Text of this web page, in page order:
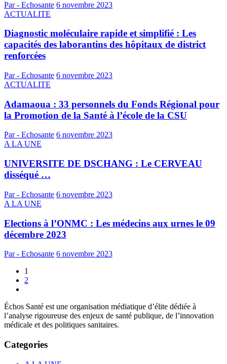
Par - Echosante 6 novembre 2023
ACTUALITE
Diagnostic moléculaire rapide et simplifié : Les
capacités des laborantins des hôpitaux de district
renforcées
Par - Echosante 6 novembre 2023
ACTUALITE
Adamaoua : 33 personnels du Fonds Régional pour
la Promotion de la Santé à l’école de la CSU
Par - Echosante 6 novembre 2023
A LA UNE
UNIVERSITE DE DSCHANG : Le CERVEAU
disséqué …
Par - Echosante 6 novembre 2023
A LA UNE
Elections à l’ONMC : Les médecins aux urnes le 09
décembre 2023
Par - Echosante 6 novembre 2023
1
2
Échos Santé est une organisation médiatique d’élite dédiée à
l’analyse rigoureuse des enjeux de santé publique, de l’innovation
médicale et des politiques sanitaires.
Categories